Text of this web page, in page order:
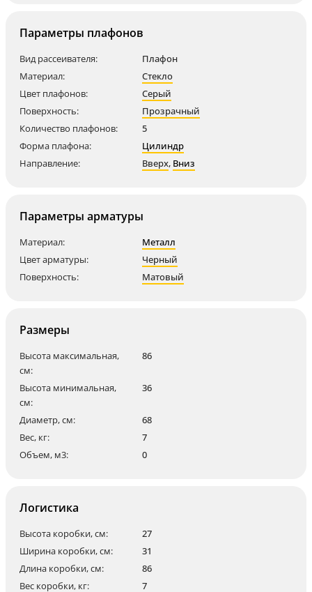
Параметры плафонов
Вид рассеивателя:
Плафон
Материал:
Стекло
Цвет плафонов:
Серый
Поверхность:
Прозрачный
Количество плафонов:
5
Форма плафона:
Цилиндр
Направление:
Вверх, Вниз
Параметры арматуры
Материал:
Металл
Цвет арматуры:
Черный
Поверхность:
Матовый
Размеры
Высота максимальная,
см:
86
Высота минимальная,
см:
36
Диаметр, см:
68
Вес, кг:
7
Объем, м3:
0
Логистика
Высота коробки, см:
27
Ширина коробки, см:
31
Длина коробки, см:
86
Вес коробки, кг:
7